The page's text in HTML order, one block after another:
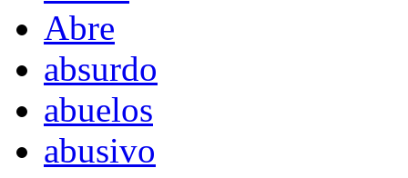
Abre
absurdo
abuelos
abusivo